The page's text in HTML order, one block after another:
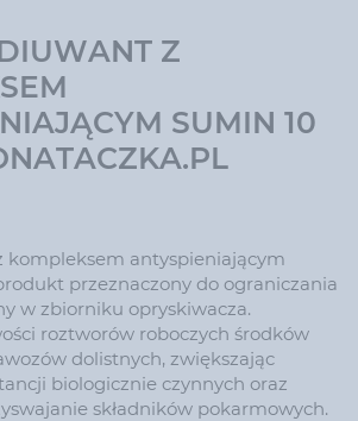
Z
SUMIN 10
kompleksem antyspieniającym
przeznaczony do ograniczania
w zbiorniku opryskiwacza.
roztworów roboczych środków
dolistnych, zwiększając
biologicznie czynnych oraz
składników pokarmowych.